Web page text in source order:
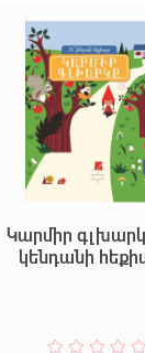
գլխարկը - իմ
հեքիաթը